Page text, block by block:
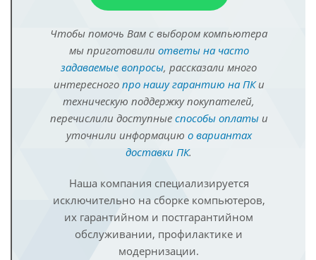
Чтобы помочь Вам с выбором компьютера
мы приготовили ответы на часто
задаваемые вопросы, рассказали много
интересного про нашу гарантию на ПКи
техническую поддержку покупателей,
перечислили доступные способы оплатыи
уточнили информацию о вариантах
доставки ПК.
Наша компания специализируется
исключительно на сборке компьютеров,
их гарантийном и постгарантийном
обслуживании, профилактике и
модернизации.